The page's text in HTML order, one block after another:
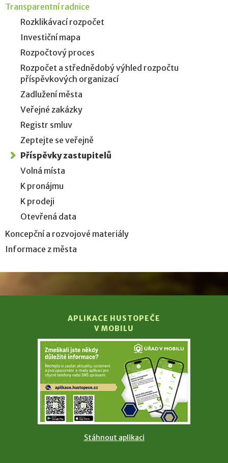
Transparentní radnice
Rozklikávací rozpočet
Investiční mapa
Rozpočtový proces
Rozpočet a střednědobý výhled rozpočtu
příspěvkových organizací
Zadlužení města
Veřejné zakázky
Registr smluv
Zeptejte se veřejně
Příspěvky zastupitelů
Volná místa
K pronájmu
K prodeji
Otevřená data
Koncepční a rozvojové materiály
Informace z města
APLIKACE HUSTOPEČE
V MOBILU
Stáhnout aplikaci